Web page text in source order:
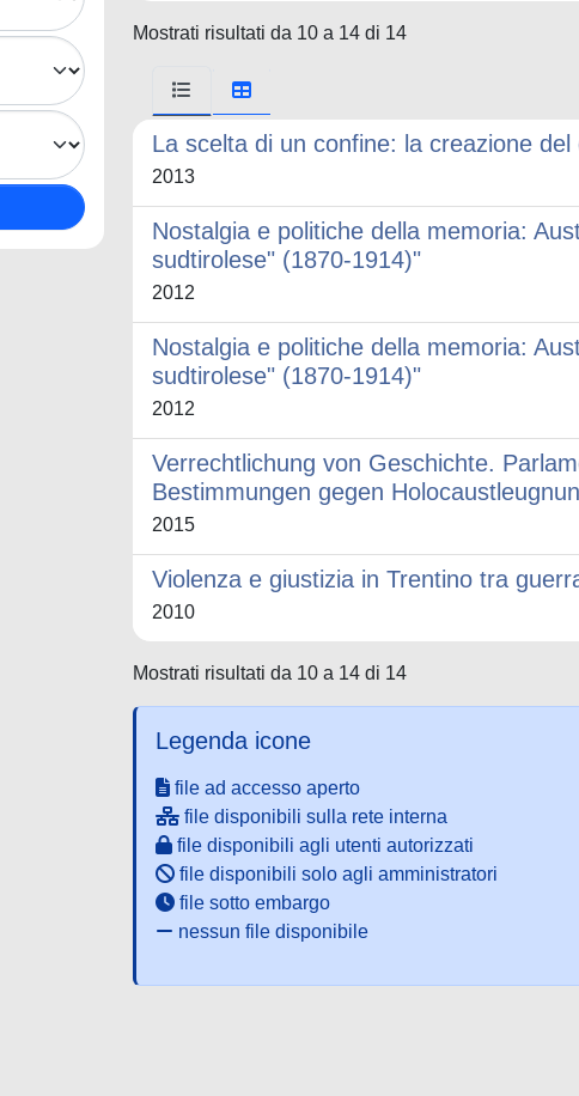
Mostrati risultati da 10 a 14 di 14
La scelta di un confine: la creazione
2013
Nostalgia e politiche della memoria:
sudtirolese" (1870-1914)"
2012
Nostalgia e politiche della memoria:
sudtirolese" (1870-1914)"
2012
Verrechtlichung von Geschichte.
Bestimmungen gegen
2015
Violenza e giustizia in Trentino tra
2010
Mostrati risultati da 10 a 14 di 14
Legenda icone
file ad accesso aperto
file disponibili sulla rete interna
file disponibili agli utenti autorizzati
file disponibili solo agli amministratori
file sotto embargo
nessun file disponibile